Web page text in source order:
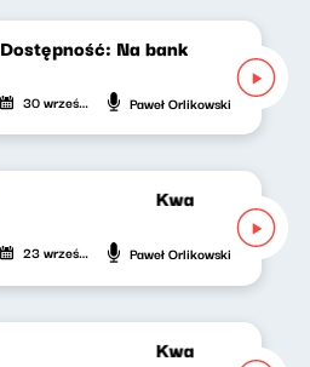
Dostępność: Na bank
30 września 2025 Paweł Orlikowski
Kwadrans
23 września 2024 Paweł Orlikowski
Kwadrans